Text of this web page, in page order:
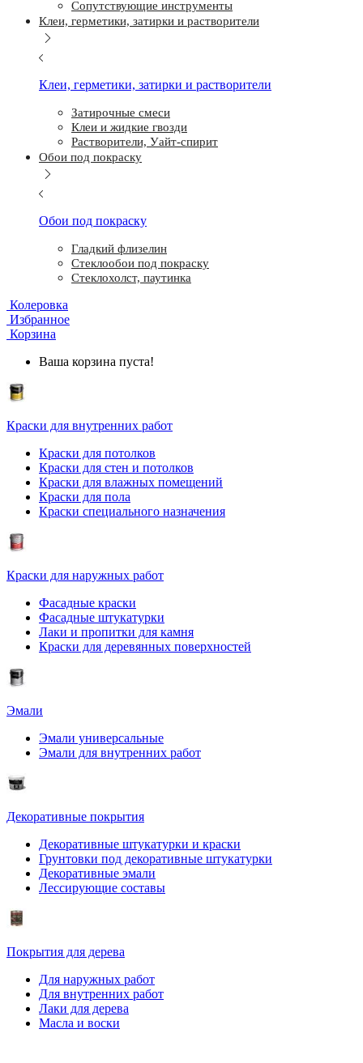
Сопутствующие инструменты
Клеи, герметики, затирки и растворители
Клеи, герметики, затирки и растворители
Затирочные смеси
Клеи и жидкие гвозди
Растворители, Уайт-спирит
Обои под покраску
Обои под покраску
Гладкий флизелин
Стеклообои под покраску
Стеклохолст, паутинка
Колеровка
Избранное
Корзина
Ваша корзина пуста!
Краски для внутренних работ
Краски для потолков
Краски для стен и потолков
Краски для влажных помещений
Краски для пола
Краски специального назначения
Краски для наружных работ
Фасадные краски
Фасадные штукатурки
Лаки и пропитки для камня
Краски для деревянных поверхностей
Эмали
Эмали универсальные
Эмали для внутренних работ
Декоративные покрытия
Декоративные штукатурки и краски
Грунтовки под декоративные штукатурки
Декоративные эмали
Лессирующие составы
Покрытия для дерева
Для наружных работ
Для внутренних работ
Лаки для дерева
Масла и воски